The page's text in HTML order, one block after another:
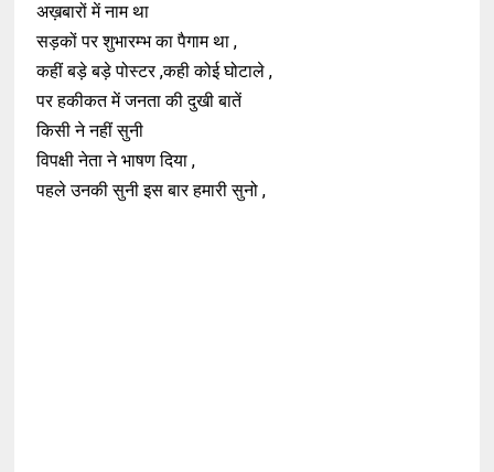
अख़बारों में नाम था
सड़कों पर शुभारम्भ का पैगाम था ,
कहीं बड़े बड़े पोस्टर ,कही कोई घोटाले ,
पर हकीकत में जनता की दुखी बातें
किसी ने नहीं सुनी
विपक्षी नेता ने भाषण दिया ,
पहले उनकी सुनी इस बार हमारी सुनो ,